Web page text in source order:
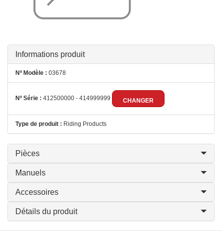
Informations produit
Nº Modèle : 03678
Nº Série : 412500000 - 414999999 CHANGER
Type de produit : Riding Products
Pièces
Manuels
Accessoires
Détails du produit